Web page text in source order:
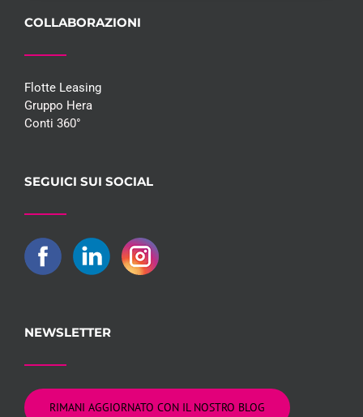
COLLABORAZIONI
Flotte Leasing
Gruppo Hera
Conti 360°
SEGUICI SUI SOCIAL
NEWSLETTER
RIMANI AGGIORNATO CON IL NOSTRO BLOG